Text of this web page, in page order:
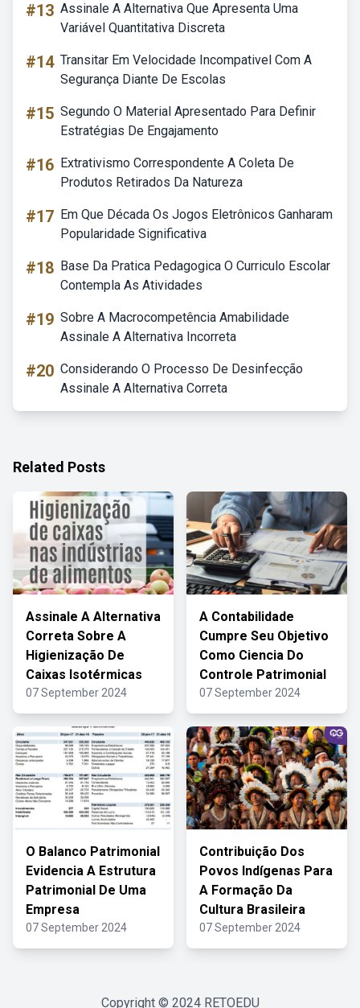
#13 Assinale A Alternativa Que Apresenta Uma
Variável Quantitativa Discreta
#14 Transitar Em Velocidade Incompativel Com A
Segurança Diante De Escolas
#15 Segundo O Material Apresentado Para Definir
Estratégias De Engajamento
#16 Extrativismo Correspondente A Coleta De
Produtos Retirados Da Natureza
#17 Em Que Década Os Jogos Eletrônicos Ganharam
Popularidade Significativa
#18 Base Da Pratica Pedagogica O Curriculo Escolar
Contempla As Atividades
#19 Sobre A Macrocompetência Amabilidade
Assinale A Alternativa Incorreta
#20 Considerando O Processo De Desinfecção
Assinale A Alternativa Correta
Related Posts
Assinale A Alternativa
Correta Sobre A
Higienização De
Caixas Isotérmicas
07 September 2024
A Contabilidade
Cumpre Seu Objetivo
Como Ciencia Do
Controle Patrimonial
07 September 2024
O Balanco Patrimonial
Evidencia A Estrutura
Patrimonial De Uma
Empresa
07 September 2024
Contribuição Dos
Povos Indígenas Para
A Formação Da
Cultura Brasileira
07 September 2024
Copyright © 2024 RETOEDU